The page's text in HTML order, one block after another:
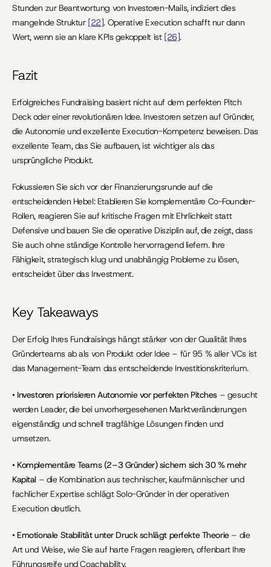
Stunden zur Beantwortung von Investoren-Mails, indiziert dies
mangelnde Struktur [22]. Operative Execution schafft nur dann
Wert, wenn sie an klare KPIs gekoppelt ist [26].
Fazit
Erfolgreiches Fundraising basiert nicht auf dem perfekten Pitch
Deck oder einer revolutionären Idee. Investoren setzen auf Gründer,
die Autonomie und exzellente Execution-Kompetenz beweisen. Das
exzellente Team, das Sie aufbauen, ist wichtiger als das
ursprüngliche Produkt.
Fokussieren Sie sich vor der Finanzierungsrunde auf die
entscheidenden Hebel: Etablieren Sie komplementäre Co-Founder-
Rollen, reagieren Sie auf kritische Fragen mit Ehrlichkeit statt
Defensive und bauen Sie die operative Disziplin auf, die zeigt, dass
Sie auch ohne ständige Kontrolle hervorragend liefern. Ihre
Fähigkeit, strategisch klug und unabhängig Probleme zu lösen,
entscheidet über das Investment.
Key Takeaways
Der Erfolg Ihres Fundraisings hängt stärker von der Qualität Ihres
Gründerteams ab als von Produkt oder Idee – für 95 % aller VCs ist
das Management-Team das entscheidende Investitionskriterium.
• Investoren priorisieren Autonomie vor perfekten Pitches – gesucht
werden Leader, die bei unvorhergesehenen Marktveränderungen
eigenständig und schnell tragfähige Lösungen finden und
umsetzen.
• Komplementäre Teams (2–3 Gründer) sichern sich 30 % mehr
Kapital – die Kombination aus technischer, kaufmännischer und
fachlicher Expertise schlägt Solo-Gründer in der operativen
Execution deutlich.
• Emotionale Stabilität unter Druck schlägt perfekte Theorie – die
Art und Weise, wie Sie auf harte Fragen reagieren, offenbart Ihre
Führungsreife und Coachability.